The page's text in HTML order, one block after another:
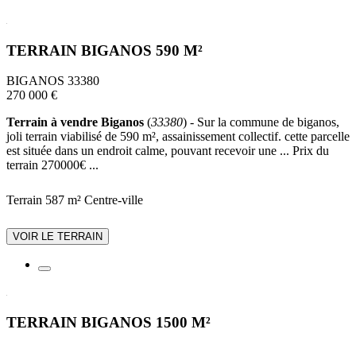
TERRAIN BIGANOS 590 M²
BIGANOS 33380
270 000 €
Terrain à vendre Biganos (33380) - Sur la commune de biganos,
joli terrain viabilisé de 590 m², assainissement collectif. cette parcelle
est située dans un endroit calme, pouvant recevoir une ... Prix du
terrain 270000€ ...
Terrain 587 m² Centre-ville
VOIR LE TERRAIN
TERRAIN BIGANOS 1500 M²